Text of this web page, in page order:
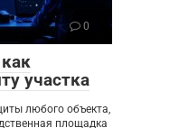
0
участка
любого объекта,
площадка